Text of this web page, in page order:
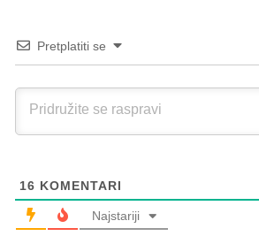
Pretplatiti se
16 KOMENTARI
Najstariji